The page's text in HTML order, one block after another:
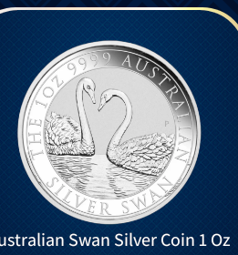
Swan Silver Coin 1 Oz